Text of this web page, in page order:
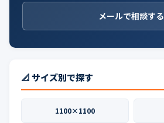
メールで相談する
📐 サイズ別で探す
1100×1100